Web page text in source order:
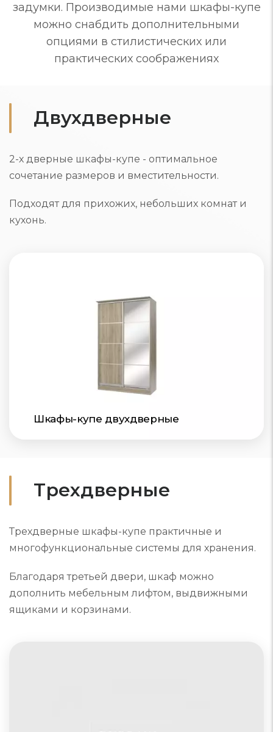
задумки. Производимые нами шкафы-купе
можно снабдить дополнительными
опциями в стилистических или
практических соображениях
Двухдверные
2-х дверные шкафы-купе - оптимальное
сочетание размеров и вместительности.
Подходят для прихожих, небольших комнат и
кухонь.
Шкафы-купе двухдверные
Трехдверные
Трехдверные шкафы-купе практичные и
многофункциональные системы для хранения.
Благодаря третьей двери, шкаф можно
дополнить мебельным лифтом, выдвижными
ящиками и корзинами.